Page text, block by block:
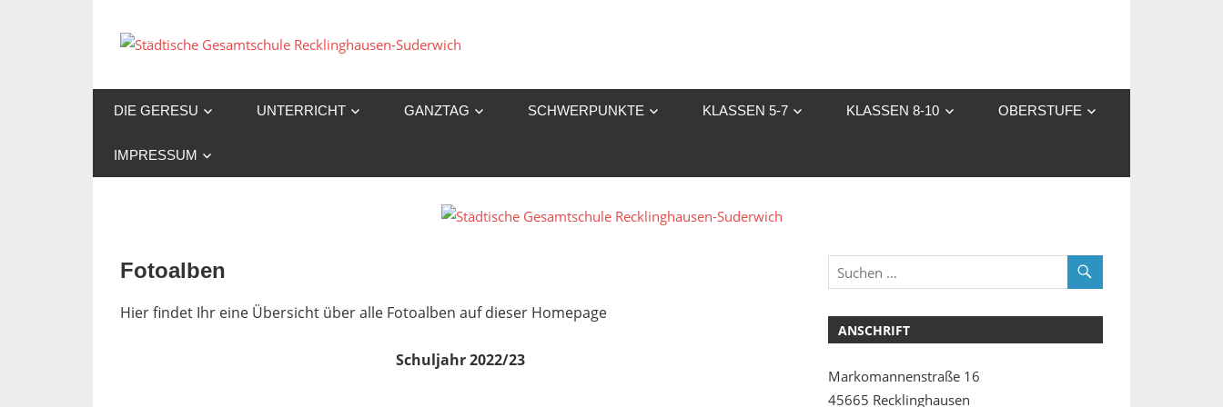
Inhalt
Gesamtschule
Suderwich
DIE GERESU UNTERRICHT GANZTAG SCHWERPUNKTE KLASSEN 5-7 KLASSEN 8-10 OBERSTUFE
IMPRESSUM
Fotoalben
Hier findet Ihr eine Übersicht über alle Fotoalben auf dieser Homepage
Schuljahr 2022/23
ANSCHRIFT
Markomannenstraße 16
45665 Recklinghausen